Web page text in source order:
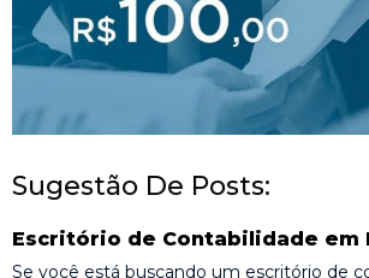
Sugestão De Posts:
Escritório de Contabilidade em
Se você está buscando um escritório de